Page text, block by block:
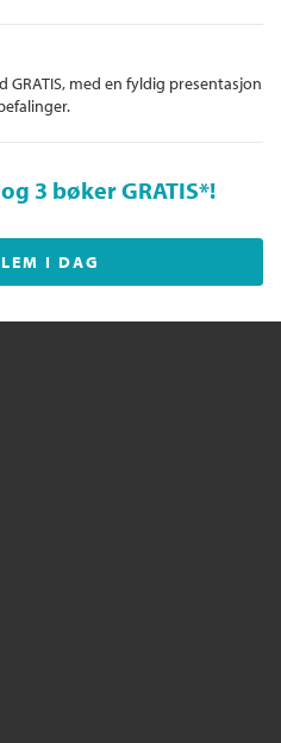
med en fyldig presentasjon
3 bøker GRATIS*!
I DAG